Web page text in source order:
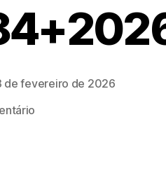
de fevereiro de 2026